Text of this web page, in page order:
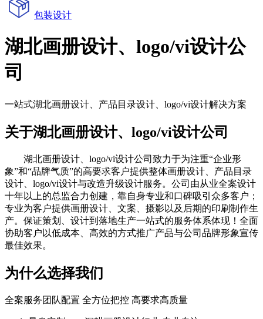
包装设计
湖北画册设计、logo/vi设计公
司
一站式湖北画册设计、产品目录设计、logo/vi设计解决方案
关于湖北画册设计、logo/vi设计公司
湖北画册设计、logo/vi设计公司致力于为注重“企业形
象”和“品牌气质”的高要求客户提供整体画册设计、产品目录
设计、logo/vi设计与改造升级设计服务。公司由从业全案设计
十年以上的总监合力创建，靠自身专业和口碑吸引众多客户；
专业为客户提供画册设计、文案、摄影以及后期的印刷制作生
产。保证策划、设计到落地生产一站式的服务体系体现！全面
协助客户以低成本、高效的方式推广产品与公司品牌形象宣传
最佳效果。
为什么选择我们
全案服务团队配置 全方位把控 高要求高质量